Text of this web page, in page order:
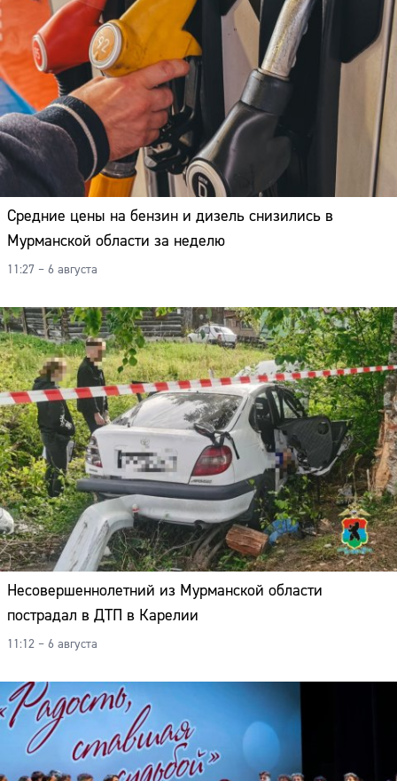
Средние цены на бензин и дизель снизились в
Мурманской области за неделю
11:27 – 6 августа
Несовершеннолетний из Мурманской области
пострадал в ДТП в Карелии
11:12 – 6 августа